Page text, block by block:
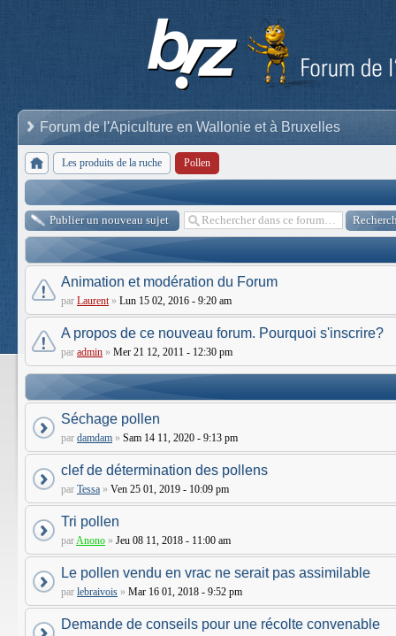
Forum de l'Apiculture en Wallonie et à Bruxelles
Les produits de la ruche Pollen
Publier un nouveau sujet
Animation et modération du Forum
par Laurent » Lun 15 02, 2016 - 9:20 am
A propos de ce nouveau forum. Pourquoi s'inscrire?
par admin » Mer 21 12, 2011 - 12:30 pm
Séchage pollen
par damdam » Sam 14 11, 2020 - 9:13 pm
clef de détermination des pollens
par Tessa » Ven 25 01, 2019 - 10:09 pm
Tri pollen
parAnono » Jeu 08 11, 2018 - 11:00 am
Le pollen vendu en vrac ne serait pas assimilable
par lebraivois » Mar 16 01, 2018 - 9:52 pm
Demande de conseils pour une récolte convenable